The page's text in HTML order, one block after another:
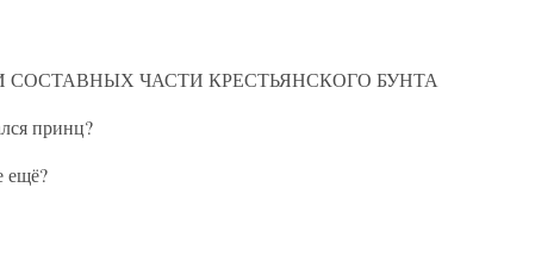
СОСТАВНЫХ ЧАСТИ КРЕСТЬЯНСКОГО БУНТА
принц?
ещё?